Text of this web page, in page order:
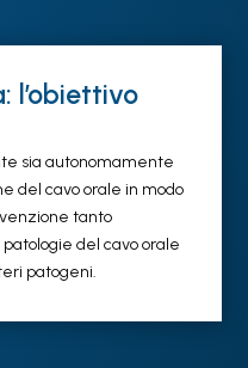
l’obiettivo
sia autonomamente
del cavo orale in modo
tanto
del cavo orale
patogeni.